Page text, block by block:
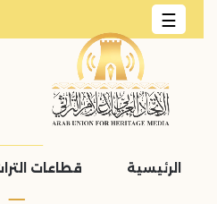
☰
الرئيسية قطاعات